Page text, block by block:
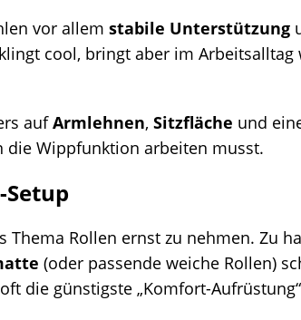
vor allem stabile Unterstützung
cool, bringt aber im
aufArmlehnen, Sitzfläche und
die Wippfunktion arbeiten musst.
Rollen ernst zu nehmen. Zu
(oder passende weiche Rollen)
die günstigste „Komfort-